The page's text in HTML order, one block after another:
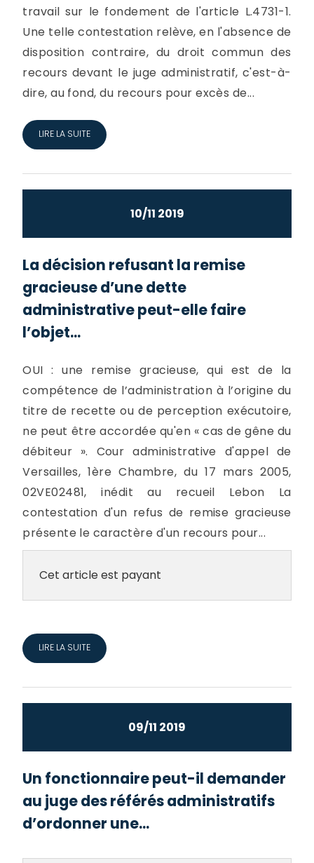
travail sur le fondement de l'article L.4731-1.
Une telle contestation relève, en l'absence de
disposition contraire, du droit commun des
recours devant le juge administratif, c'est-à-
dire, au fond, du recours pour excès de...
LIRE LA SUITE
10/11 2019
La décision refusant la remise
gracieuse d’une dette
administrative peut-elle faire
l’objet...
OUI : une remise gracieuse, qui est de la
compétence de l’administration à l’origine du
titre de recette ou de perception exécutoire,
ne peut être accordée qu'en « cas de gêne du
débiteur ». Cour administrative d'appel de
Versailles, 1ère Chambre, du 17 mars 2005,
02VE02481, inédit au recueil Lebon La
contestation d'un refus de remise gracieuse
présente le caractère d'un recours pour...
Cet article est payant
LIRE LA SUITE
09/11 2019
Un fonctionnaire peut-il demander
au juge des référés administratifs
d’ordonner une...